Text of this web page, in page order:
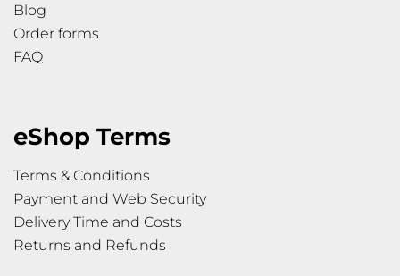
Blog
Order forms
FAQ
eShop Terms
Terms & Conditions
Payment and Web Security
Delivery Time and Costs
Returns and Refunds